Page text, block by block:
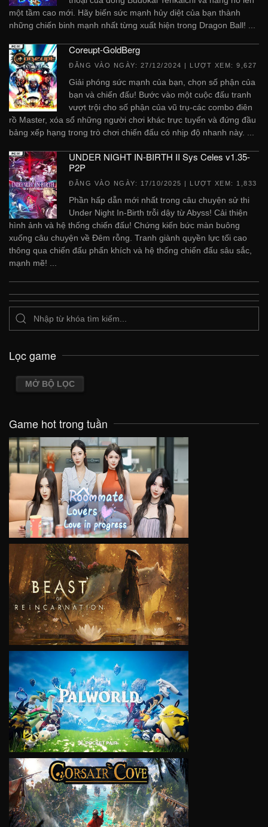
một tầm cao mới. Hãy biến sức mạnh hủy diệt của bạn thành
những chiến binh mạnh nhất từng xuất hiện trong Dragon Ball! ...
Coreupt-GoldBerg
ĐĂNG VÀO NGÀY: 27/12/2024 | LƯỢT XEM: 9,627
Giải phóng sức mạnh của bạn, chọn số phận của
bạn và chiến đấu! Bước vào một cuộc đấu tranh
vượt trội cho số phận của vũ trụ-các combo điên
rồ Master, xóa sổ những người chơi khác trực tuyến và đứng đầu
bảng xếp hạng trong trò chơi chiến đấu có nhịp độ nhanh này. ...
UNDER NIGHT IN-BIRTH II Sys Celes v1.35-
P2P
ĐĂNG VÀO NGÀY: 17/10/2025 | LƯỢT XEM: 1,833
Phần hấp dẫn mới nhất trong câu chuyện sử thi
Under Night In-Birth trỗi dậy từ Abyss! Cải thiện
hình ảnh và hệ thống chiến đấu! Chứng kiến ​​bức màn buông
xuống câu chuyện về Đêm rỗng. Tranh giành quyền lực tối cao
thông qua chiến đấu phấn khích và hệ thống chiến đấu sâu sắc,
mạnh mẽ! ...
Lọc game
MỞ BỘ LỌC
Game hot trong tuần
VIEW
VIEW
VIEW
VIEW